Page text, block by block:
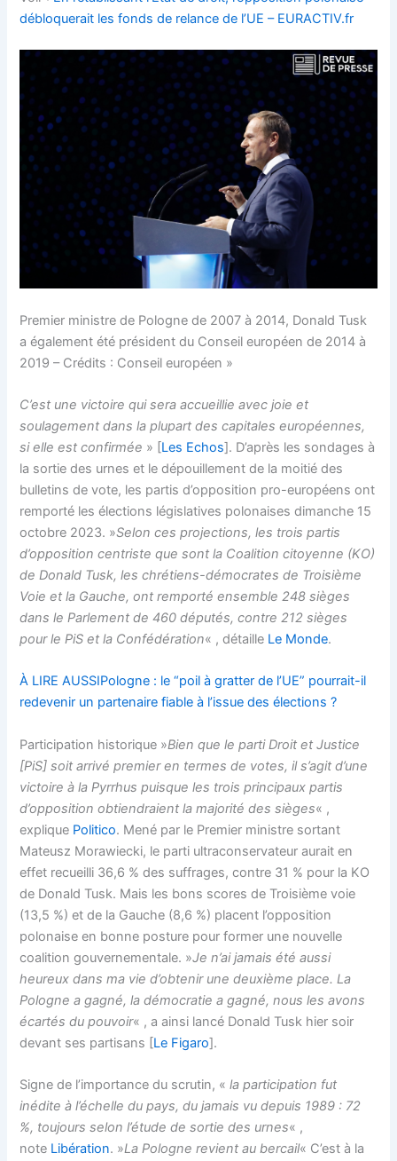
débloquerait les fonds de relance de l’UE – EURACTIV.fr
Premier ministre de Pologne de 2007 à 2014, Donald Tusk
a également été président du Conseil européen de 2014 à
2019 – Crédits : Conseil européen »
C’est une victoire qui sera accueillie avec joie et
soulagement dans la plupart des capitales européennes,
si elle est confirmée » [Les Echos]. D’après les sondages à
la sortie des urnes et le dépouillement de la moitié des
bulletins de vote, les partis d’opposition pro-européens ont
remporté les élections législatives polonaises dimanche 15
octobre 2023. »Selon ces projections, les trois partis
d’opposition centriste que sont la Coalition citoyenne (KO)
de Donald Tusk, les chrétiens-démocrates de Troisième
Voie et la Gauche, ont remporté ensemble 248 sièges
dans le Parlement de 460 députés, contre 212 sièges
pour le PiS et la Confédération« , détaille Le Monde.
À LIRE AUSSIPologne : le “poil à gratter de l’UE” pourrait-il
redevenir un partenaire fiable à l’issue des élections ?
Participation historique »Bien que le parti Droit et Justice
[PiS] soit arrivé premier en termes de votes, il s’agit d’une
victoire à la Pyrrhus puisque les trois principaux partis
d’opposition obtiendraient la majorité des sièges« ,
explique Politico. Mené par le Premier ministre sortant
Mateusz Morawiecki, le parti ultraconservateur aurait en
effet recueilli 36,6 % des suffrages, contre 31 % pour la KO
de Donald Tusk. Mais les bons scores de Troisième voie
(13,5 %) et de la Gauche (8,6 %) placent l’opposition
polonaise en bonne posture pour former une nouvelle
coalition gouvernementale. »Je n’ai jamais été aussi
heureux dans ma vie d’obtenir une deuxième place. La
Pologne a gagné, la démocratie a gagné, nous les avons
écartés du pouvoir« , a ainsi lancé Donald Tusk hier soir
devant ses partisans [Le Figaro].
Signe de l’importance du scrutin, «la participation fut
inédite à l’échelle du pays, du jamais vu depuis 1989 : 72
%, toujours selon l’étude de sortie des urnes« ,
note Libération. »La Pologne revient au bercail« C’est à la